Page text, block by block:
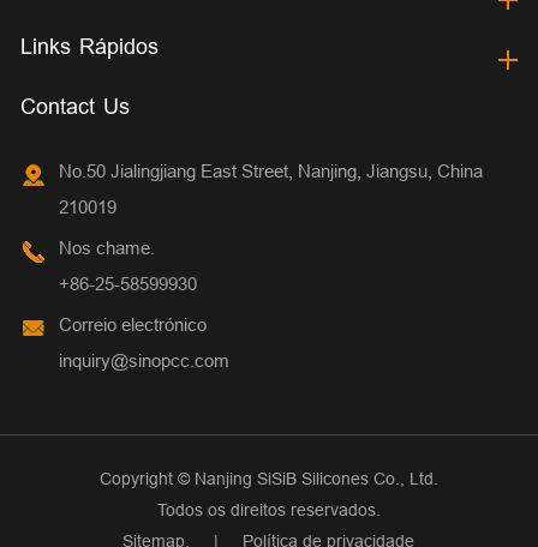
Links Rápidos
Contact Us
No.50 Jialingjiang East Street, Nanjing, Jiangsu, China
210019
Nos chame.
+86-25-58599930
Correio electrónico
inquiry@sinopcc.com
Copyright © Nanjing SiSiB Silicones Co., Ltd.
Todos os direitos reservados.
Sitemap.
| Política de privacidade